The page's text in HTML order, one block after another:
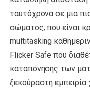
ταυτόχρονα σε μια
σώματος, που είναι
multitasking
Flicker Safe που
καταπόνησης των
ξεκούραστη